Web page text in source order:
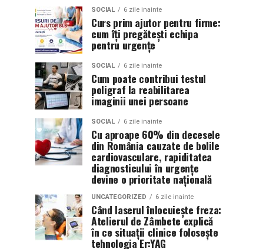
SOCIAL 6 zile inainte
Curs prim ajutor pentru firme:
cum îți pregătești echipa
pentru urgențe
SOCIAL 6 zile inainte
Cum poate contribui testul
poligraf la reabilitarea
imaginii unei persoane
SOCIAL 6 zile inainte
Cu aproape 60% din decesele
din România cauzate de bolile
cardiovasculare, rapiditatea
diagnosticului în urgențe
devine o prioritate națională
UNCATEGORIZED 6 zile inainte
Când laserul înlocuiește freza:
Atelierul de Zâmbete explică
în ce situații clinice folosește
tehnologia Er:YAG